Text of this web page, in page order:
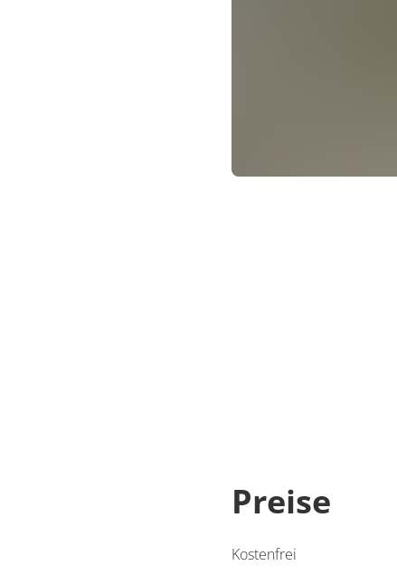
Preise
Kostenfrei